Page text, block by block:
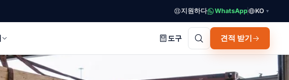
지원하다 WhatsApp KO ▼
도구 견적 받기